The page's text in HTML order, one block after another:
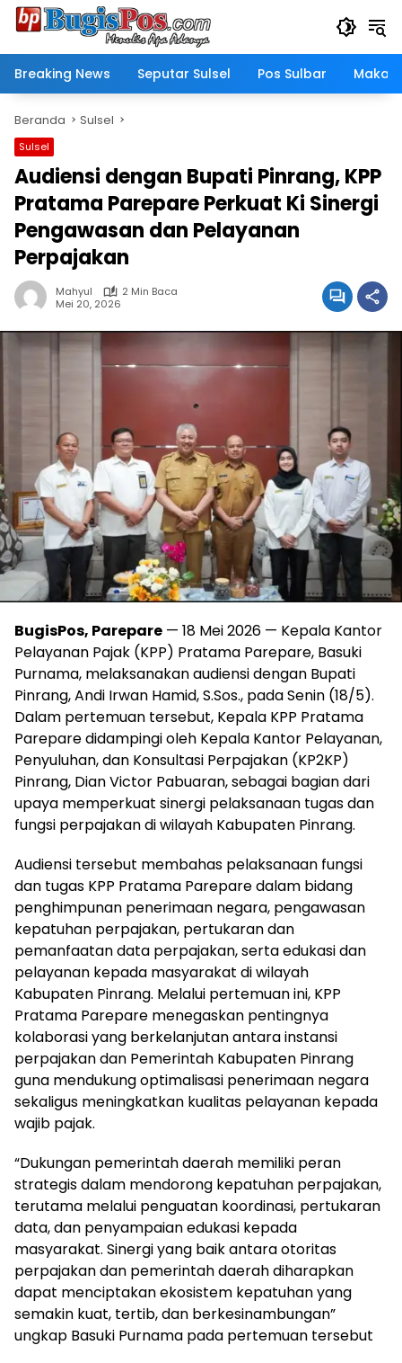
Langsung
Breaking News
Seputar Sulsel Pos Sulbar
Beranda Sulsel
Sulsel
Audiensi dengan Bupati Pinrang, KPP
Pratama Parepare Perkuat Ki Sinergi
Pengawasan dan Pelayanan
Perpajakan
Mahyul
2 Min Baca
Mei 20, 2026
BugisPos, Parepare — 18 Mei 2026 — Kepala Kantor
Pelayanan Pajak (KPP) Pratama Parepare, Basuki
Purnama, melaksanakan audiensi dengan Bupati
Pinrang, Andi Irwan Hamid, S.Sos., pada Senin (18/5).
Dalam pertemuan tersebut, Kepala KPP Pratama
Parepare didampingi oleh Kepala Kantor Pelayanan,
Penyuluhan, dan Konsultasi Perpajakan (KP2KP)
Pinrang, Dian Victor Pabuaran, sebagai bagian dari
upaya memperkuat sinergi pelaksanaan tugas dan
fungsi perpajakan di wilayah Kabupaten Pinrang.
Audiensi tersebut membahas pelaksanaan fungsi
dan tugas KPP Pratama Parepare dalam bidang
penghimpunan penerimaan negara, pengawasan
kepatuhan perpajakan, pertukaran dan
pemanfaatan data perpajakan, serta edukasi dan
pelayanan kepada masyarakat di wilayah
Kabupaten Pinrang. Melalui pertemuan ini, KPP
Pratama Parepare menegaskan pentingnya
kolaborasi yang berkelanjutan antara instansi
perpajakan dan Pemerintah Kabupaten Pinrang
guna mendukung optimalisasi penerimaan negara
sekaligus meningkatkan kualitas pelayanan kepada
wajib pajak.
“Dukungan pemerintah daerah memiliki peran
strategis dalam mendorong kepatuhan perpajakan,
terutama melalui penguatan koordinasi, pertukaran
data, dan penyampaian edukasi kepada
masyarakat. Sinergi yang baik antara otoritas
perpajakan dan pemerintah daerah diharapkan
dapat menciptakan ekosistem kepatuhan yang
semakin kuat, tertib, dan berkesinambungan”
ungkap Basuki Purnama pada pertemuan tersebut